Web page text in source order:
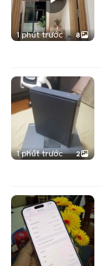
1 phút trước 8
1 phút trước 2